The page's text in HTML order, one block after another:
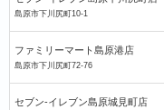
島原市下川尻町10-1
ファミリーマート島原港店
島原市下川尻町72-76
セブン-イレブン島原城見町店